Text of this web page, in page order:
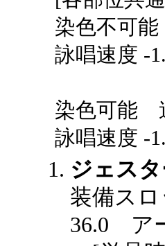
染色不可
詠唱速度 -
染色可能
詠唱速度 -
ジェス
装備ス
36.0 ア